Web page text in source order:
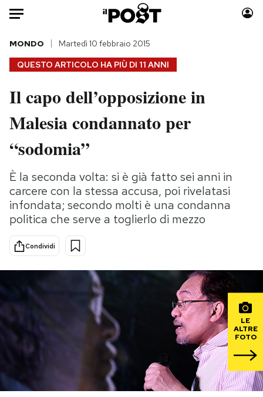
Auto
HOME
Italia
Politica
Tecnologia
Scienza
Cultura
Economia
Sport
Moda
Consumismi
Media
Europa
Altrecose
PODCAST
NEWSLETTER
QUESTO ARTICOLO HA PIÙ DI 11 ANNI
MONDO Martedì 10 febbraio 2015
Il capo dell’opposizione in
Malesia condannato per
“sodomia”
È la seconda volta: si è già fatto sei anni in
carcere con la stessa accusa, poi rivelatasi
infondata; secondo molti è una condanna
politica che serve a toglierlo di mezzo
Condividi
LE
ALTRE
FOTO